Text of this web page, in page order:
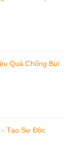
Quả Chống Bụi
- Tạo Sự Độc